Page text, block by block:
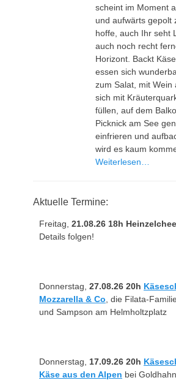
scheint im Moment
und aufwärts gepolt
hoffe, auch Ihr seht
auch noch recht
Horizont. Backt
essen sich
zum Salat, mit Wein
sich mit
füllen, auf dem
Picknick am See
einfrieren und
wird es kaum
Weiterlesen…
Aktuelle Termine:
Freitag, 21.08.26 18h
Details folgen!
Donnerstag, 27.08.26 20h
Mozzarella & Co , die Filata-
und Sampson am Helmholtzplatz
Donnerstag, 17.09.26 20h
Käse aus den Alpen bei